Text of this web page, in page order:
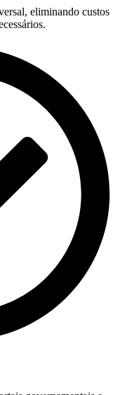
eliminando custos